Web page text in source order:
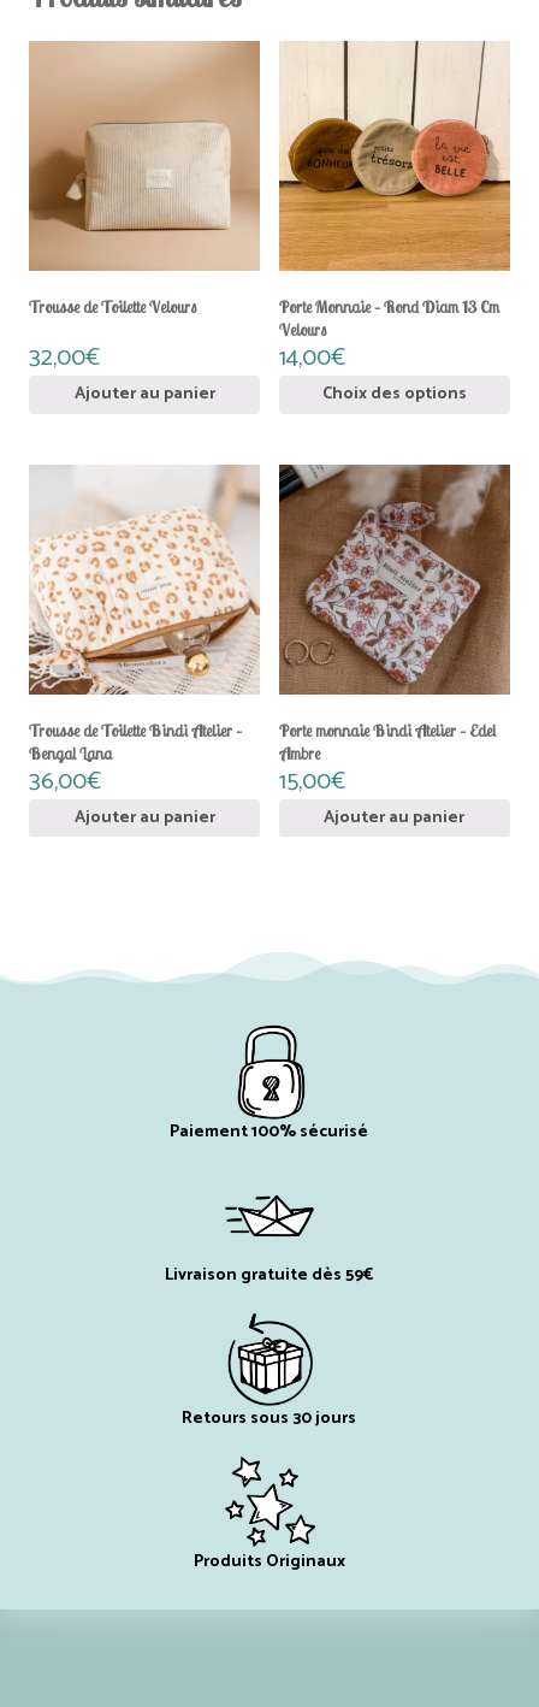
Trousse de Toilette Velours
32,00€
Ajouter au panier
Porte Monnaie – Rond Diam 13 Cm
Velours
14,00€
Choix des options
plusieurs
variations.
Les
options
peuvent
être
choisies
sur
la
page
du
produit
Trousse de Toilette Bindi Atelier –
Bengal Lana
36,00€
Ajouter au panier
Porte monnaie Bindi Atelier – Edel
Ambre
15,00€
Ajouter au panier
Paiement 100% sécurisé
Livraison gratuite dès 59€
Retours sous 30 jours
Produits Originaux